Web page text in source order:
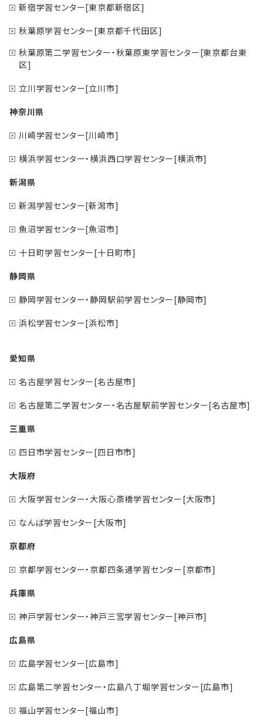
新宿学習センター[東京都新宿区]
秋葉原学習センター[東京都千代田区]
秋葉原第二学習センター・秋葉原東学習センター[東京都台東
区]
立川学習センター[立川市]
神奈川県
川崎学習センター[川崎市]
横浜学習センター・横浜西口学習センター[横浜市]
新潟県
新潟学習センター[新潟市]
魚沼学習センター[魚沼市]
十日町学習センター[十日町市]
静岡県
静岡学習センター・静岡駅前学習センター[静岡市]
浜松学習センター[浜松市]
愛知県
名古屋学習センター[名古屋市]
名古屋第二学習センター・名古屋駅前学習センター[名古屋市]
三重県
四日市学習センター[四日市市]
大阪府
大阪学習センター・大阪心斎橋学習センター[大阪市]
なんば学習センター[大阪市]
京都府
京都学習センター・京都四条通学習センター[京都市]
兵庫県
神戸学習センター・神戸三宮学習センター[神戸市]
広島県
広島学習センター[広島市]
広島第二学習センター・広島八丁堀学習センター[広島市]
福山学習センター[福山市]